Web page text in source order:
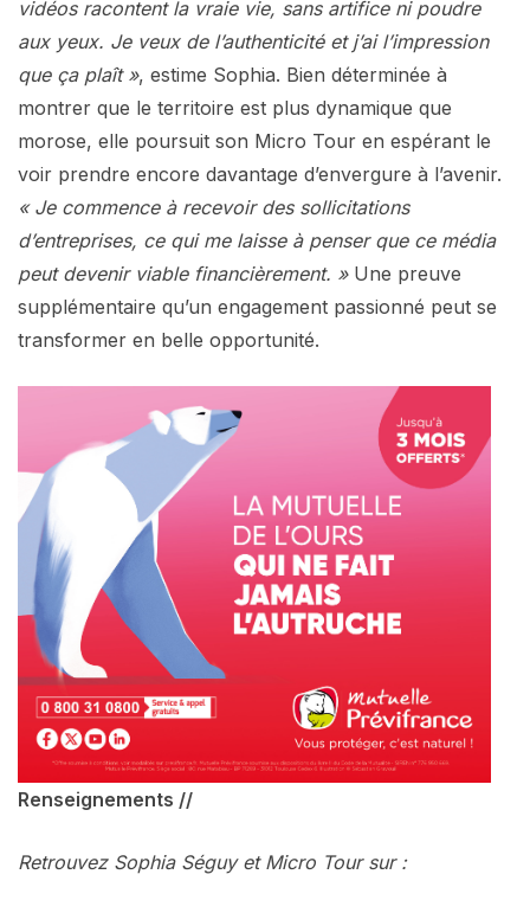
vidéos racontent la vraie vie, sans artifice ni poudre
aux yeux. Je veux de l’authenticité et j’ai l’impression
que ça plaît », estime Sophia. Bien déterminée à
montrer que le territoire est plus dynamique que
morose, elle poursuit son Micro Tour en espérant le
voir prendre encore davantage d’envergure à l’avenir.
« Je commence à recevoir des sollicitations
d’entreprises, ce qui me laisse à penser que ce média
peut devenir viable financièrement. » Une preuve
supplémentaire qu’un engagement passionné peut se
transformer en belle opportunité.
Renseignements //
Retrouvez Sophia Séguy et Micro Tour sur :